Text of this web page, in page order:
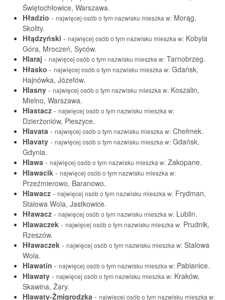
Świętochłowice, Warszawa.
Hładzio - najwięcej osób o tym nazwisku mieszka w: Morąg,
Skolity.
Hłądzyński - najwięcej osób o tym nazwisku mieszka w: Kobyla
Góra, Mroczeń, Syców.
Hlaraj - najwięcej osób o tym nazwisku mieszka w: Tarnobrzeg.
Hłasko - najwięcej osób o tym nazwisku mieszka w: Gdańsk,
Hajnówka, Józefów.
Hlasny - najwięcej osób o tym nazwisku mieszka w: Koszalin,
Mielno, Warszawa.
Hlastacz - najwięcej osób o tym nazwisku mieszka w:
Dzierżoniów, Pieszyce.
Hlavata - najwięcej osób o tym nazwisku mieszka w: Chełmek.
Hlavaty - najwięcej osób o tym nazwisku mieszka w: Gdańsk,
Gdynia.
Hlawa - najwięcej osób o tym nazwisku mieszka w: Zakopane.
Hlawacik - najwięcej osób o tym nazwisku mieszka w:
Przeźmierowo, Baranowo.
Hlawacz - najwięcej osób o tym nazwisku mieszka w: Frydman,
Stalowa Wola, Jastkowice.
Hławacz - najwięcej osób o tym nazwisku mieszka w: Lublin.
Hlawaczek - najwięcej osób o tym nazwisku mieszka w: Prudnik,
Rzeszów.
Hławaczek - najwięcej osób o tym nazwisku mieszka w: Stalowa
Wola.
Hlawatin - najwięcej osób o tym nazwisku mieszka w: Pabianice.
Hlawaty - najwięcej osób o tym nazwisku mieszka w: Kraków,
Skawina, Żary.
Hlawaty-Żmigrodzka - najwięcej osób o tym nazwisku mieszka w: